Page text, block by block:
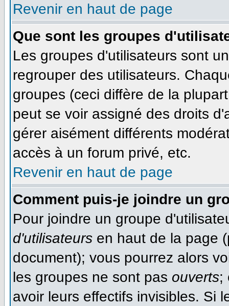
Revenir en haut de page
Que sont les groupes
Les groupes d'utilisateurs sont
regrouper des utilisateurs.
groupes (ceci diffère de la
peut se voir assigné des droits
gérer aisément différents
accès à un forum privé, etc.
Revenir en haut de page
Comment puis-je joindre un
Pour joindre un groupe
d'utilisateurs en haut de la page
document); vous pourrez alors
les groupes ne sont pas ouverts;
avoir leurs effectifs invisibles. Si